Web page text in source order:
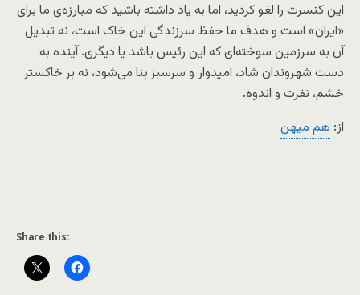
این کنسرت را لغو کردید، اما به یاد داشته باشید که مبارزه‌ی ما برای
«ایران» است و هدف ما حفظ سرزندگی این خاک است، نه تبدیل
آن به سرزمین سوخته‌ای که این رئیس باشد یا دیگری. آینده به
دست شهروندان شاد، امیدوار و سرسبز بنا می‌شود، نه بر خاکستر
خشم، نفرت و اندوه.
از: هم میهن
Share this: